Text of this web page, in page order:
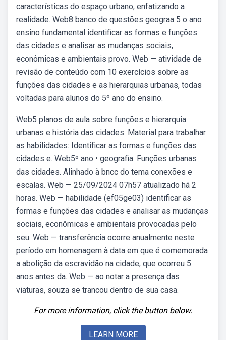
características do espaço urbano, enfatizando a
realidade. Web8 banco de questões geograa 5 o ano
ensino fundamental identificar as formas e funções
das cidades e analisar as mudanças sociais,
econômicas e ambientais provo. Web — atividade de
revisão de conteúdo com 10 exercícios sobre as
funções das cidades e as hierarquias urbanas, todas
voltadas para alunos do 5º ano do ensino.
Web5 planos de aula sobre funções e hierarquia
urbanas e história das cidades. Material para trabalhar
as habilidades: Identificar as formas e funções das
cidades e. Web5º ano • geografia. Funções urbanas
das cidades. Alinhado à bncc do tema conexões e
escalas. Web — 25/09/2024 07h57 atualizado há 2
horas. Web — habilidade (ef05ge03) identificar as
formas e funções das cidades e analisar as mudanças
sociais, econômicas e ambientais provocadas pelo
seu. Web — transferência ocorre anualmente neste
período em homenagem à data em que é comemorada
a abolição da escravidão na cidade, que ocorreu 5
anos antes da. Web — ao notar a presença das
viaturas, souza se trancou dentro de sua casa.
For more information, click the button below.
LEARN MORE